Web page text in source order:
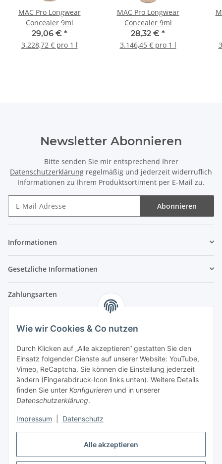
Alle akzeptieren
Wie wir Cookies & Co nutzen
Durch Klicken auf „Alle akzeptieren“ gestatten Sie den
Einsatz folgender Dienste auf unserer Website: YouTube,
Vimeo, ReCaptcha. Sie können die Einstellung jederzeit
ändern (Fingerabdruck-Icon links unten). Weitere Details
finden Sie unter Konfigurieren und in unserer
Datenschutzerklärung.
Impressum Datenschutz
MAC Pro Longwear
Concealer 9ml
29,06 € *
3.228,72 € pro 1 l
MAC Pro Longwear
Concealer 9ml
28,32 € *
3.146,45 € pro 1 l
Newsletter Abonnieren
Bitte senden Sie mir entsprechend Ihrer
Datenschutzerklärung regelmäßig und jederzeit widerruflich
Informationen zu Ihrem Produktsortiment per E-Mail zu.
Abonnieren
Informationen
Gesetzliche Informationen
Zahlungsarten
Versandpartner
Partner